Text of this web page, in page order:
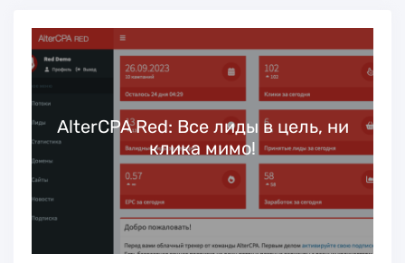
AlterCPA Red: Все лиды в цель, ни
клика мимо!